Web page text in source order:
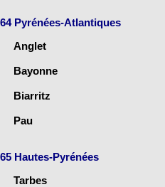
64 Pyrénées-Atlantiques
Anglet
Bayonne
Biarritz
Pau
65 Hautes-Pyrénées
Tarbes